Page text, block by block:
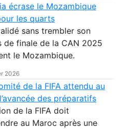
écrase le Mozambique
les quarts
sans trembler son
finale de la CAN 2025
le Mozambique.
2026
de la FIFA attendu au
des préparatifs
de la FIFA doit
au Maroc après une